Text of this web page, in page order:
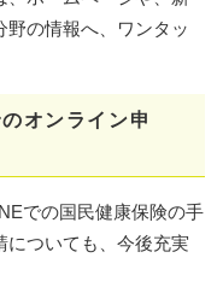
の情報へ、ワンタッ
オンライン申
での国民健康保険の手
についても、今後充実